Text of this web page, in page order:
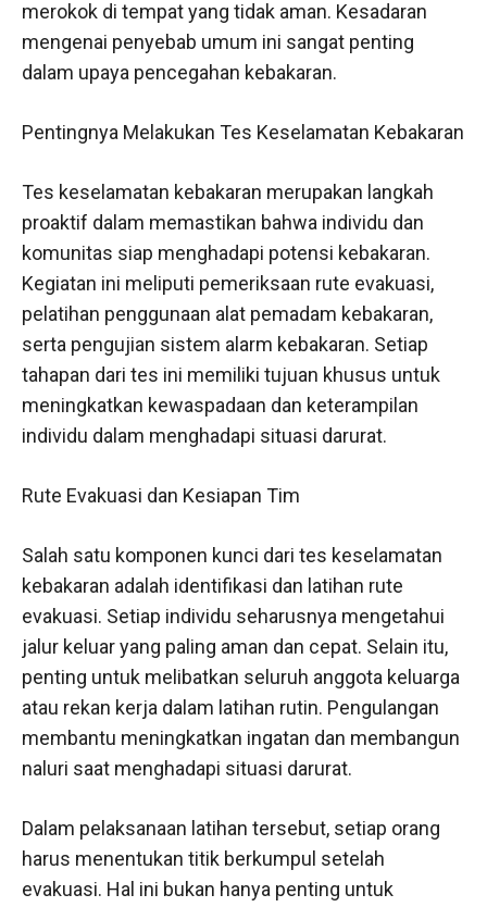
merokok di tempat yang tidak aman. Kesadaran
mengenai penyebab umum ini sangat penting
dalam upaya pencegahan kebakaran.
Pentingnya Melakukan Tes Keselamatan Kebakaran
Tes keselamatan kebakaran merupakan langkah
proaktif dalam memastikan bahwa individu dan
komunitas siap menghadapi potensi kebakaran.
Kegiatan ini meliputi pemeriksaan rute evakuasi,
pelatihan penggunaan alat pemadam kebakaran,
serta pengujian sistem alarm kebakaran. Setiap
tahapan dari tes ini memiliki tujuan khusus untuk
meningkatkan kewaspadaan dan keterampilan
individu dalam menghadapi situasi darurat.
Rute Evakuasi dan Kesiapan Tim
Salah satu komponen kunci dari tes keselamatan
kebakaran adalah identifikasi dan latihan rute
evakuasi. Setiap individu seharusnya mengetahui
jalur keluar yang paling aman dan cepat. Selain itu,
penting untuk melibatkan seluruh anggota keluarga
atau rekan kerja dalam latihan rutin. Pengulangan
membantu meningkatkan ingatan dan membangun
naluri saat menghadapi situasi darurat.
Dalam pelaksanaan latihan tersebut, setiap orang
harus menentukan titik berkumpul setelah
evakuasi. Hal ini bukan hanya penting untuk